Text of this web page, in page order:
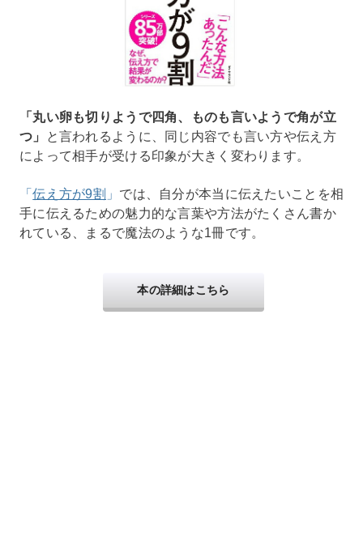
「丸い卵も切りようで四角、ものも言いようで角が立
つ」
と言われるように、同じ内容でも言い方や伝え方
によって相手が受ける印象が大きく変わります。
「伝え方が9割 」 では、自分が本当に伝えたいことを相
手に伝えるための魅力的な言葉や方法がたくさん書か
れている、まるで魔法のような1冊です。
本の詳細はこちら